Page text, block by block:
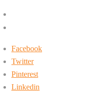
Facebook
Twitter
Pinterest
Linkedin